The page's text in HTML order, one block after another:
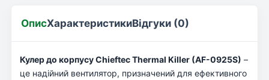
ОписХарактеристикиВідгуки (0)
Кулер до корпусу Chieftec Thermal Killer (AF-0925S) –
це надійний вентилятор, призначений для ефективного